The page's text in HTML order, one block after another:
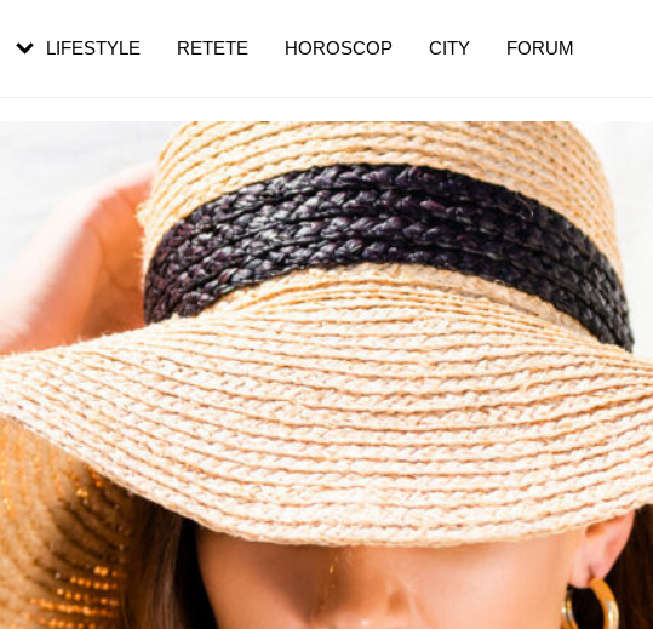
LIFESTYLE RETETE HOROSCOP CITY FORUM
pe măsură ce înaintezi în vârstă